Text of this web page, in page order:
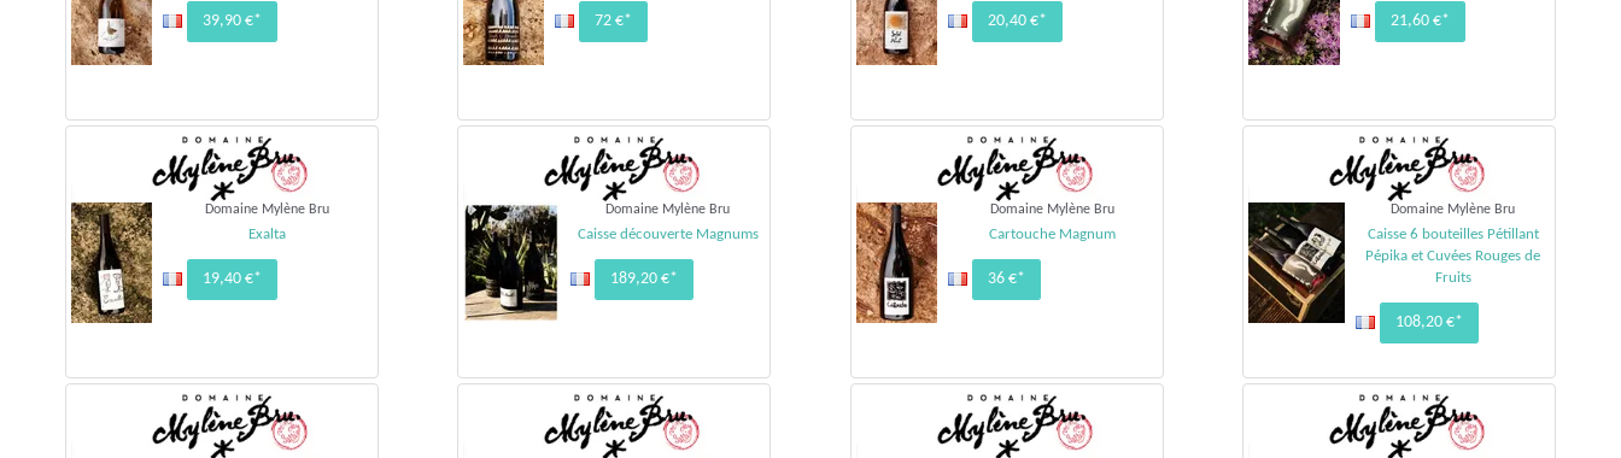
39,90 €* 72 €* 20,40 €* 21,60 €*
Domaine Mylène Bru
Exalta
19,40 €*
Domaine Mylène Bru
Caisse découverte Magnums
189,20 €*
Domaine Mylène Bru
Cartouche Magnum
36 €*
Domaine Mylène Bru
Caisse 6 bouteilles Pétillant
Pépika et Cuvées Rouges de
Fruits
108,20 €*